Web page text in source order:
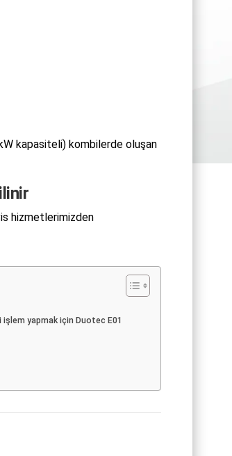
kapasiteli) kombilerde oluşan
hizmetlerimizden
yapmak için Duotec E01